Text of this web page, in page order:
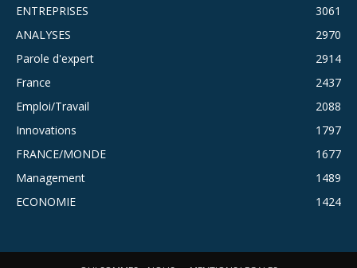
ENTREPRISES
3061
ANALYSES
2970
Parole d'expert
2914
France
2437
Emploi/Travail
2088
Innovations
1797
FRANCE/MONDE
1677
Management
1489
ECONOMIE
1424